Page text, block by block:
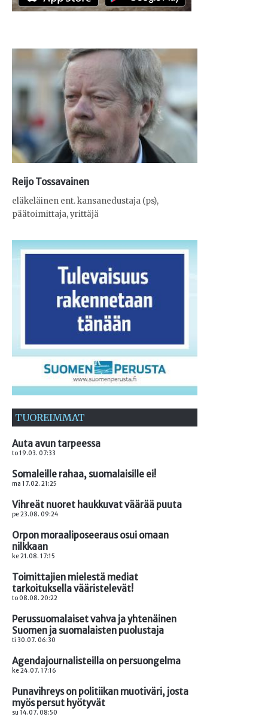
Reijo Tossavainen
eläkeläinen ent. kansanedustaja (ps),
päätoimittaja, yrittäjä
TUOREIMMAT
Auta avun tarpeessa
to 19.03. 07:33
Somaleille rahaa, suomalaisille ei!
ma 17.02. 21:25
Vihreät nuoret haukkuvat väärää puuta
pe 23.08. 09:24
Orpon moraaliposeeraus osui omaan
nilkkaan
ke 21.08. 17:15
Toimittajien mielestä mediat
tarkoituksella vääristelevät!
to 08.08. 20:22
Perussuomalaiset vahva ja yhtenäinen
Suomen ja suomalaisten puolustaja
ti 30.07. 06:30
Agendajournalisteilla on persuongelma
ke 24.07. 17:16
Punavihreys on politiikan muotiväri, josta
myös persut hyötyvät
su 14.07. 08:50